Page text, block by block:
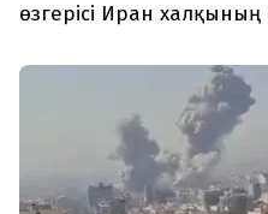
өзгерісі Иран